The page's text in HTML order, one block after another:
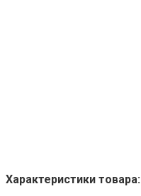
Характеристики товара: